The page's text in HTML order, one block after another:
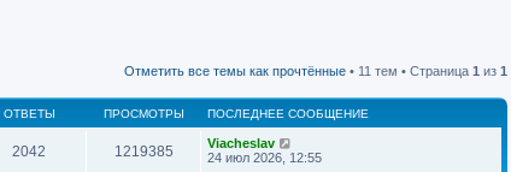
Отметить все темы как прочтённые • 11 тем • Страница 1 из 1
ОТВЕТЫ ПРОСМОТРЫ ПОСЛЕДНЕЕ СООБЩЕНИЕ
2042 1219385
Viacheslav
24 июл 2026, 12:55